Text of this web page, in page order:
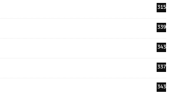
315
339
343
337
343